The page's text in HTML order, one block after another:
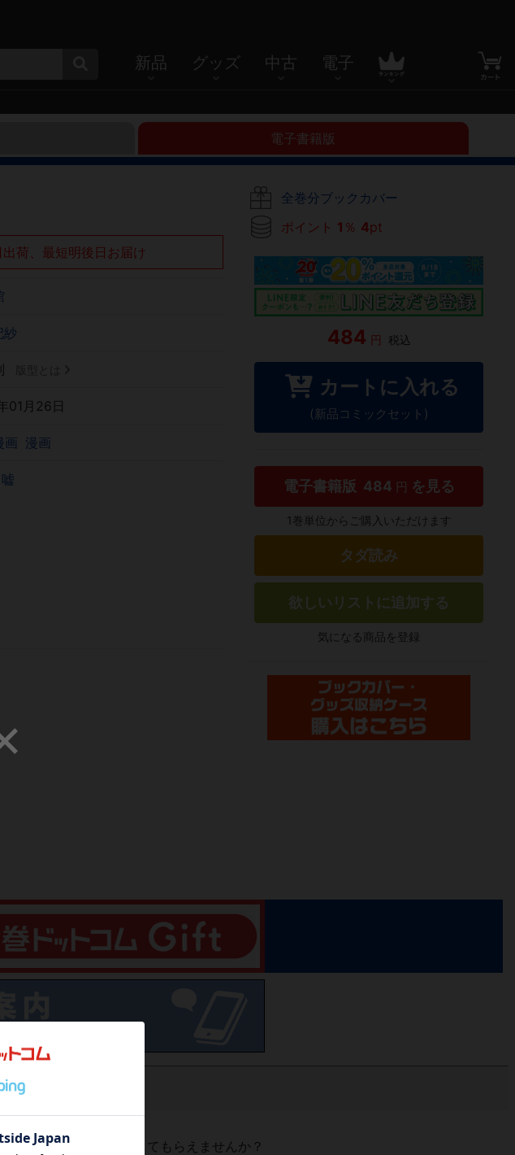
新品 グッズ 中古 電子
電子書籍版
荷、最短明後日お届け
紗
01月26日
画 漫画
嘘
全巻分ブックカバー
ポイント 1 ％ 4pt
484 円 税込
カートに入れる
(新品コミックセット)
電子書籍版 484 円 を見る
1巻単位からご購入いただけます
タダ読み
欲しいリストに追加する
気になる商品を登録
のために感想を共有してもらえませんか？